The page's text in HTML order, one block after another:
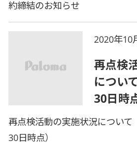
約締結のお知らせ
2020年10
再点検
につい
30日時
再点検活動の実施状況について
30日時点）